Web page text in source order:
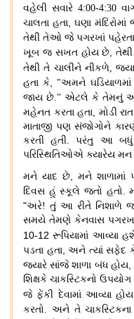
વહેલી સવારે4:00-4:30
ચાલતા હતા,ઘણા
તેથી તેઓ જે પગરખાં પહેરતા
ખૂબ જ સખત હોય છે,
તેથી તે ચાલીને નીકળે,
હતા કે, "અમને
જાય છે." એટલે કે તેમનું
મહેનત કરતા હતા, મોડી
માતાજી પણ સંજોગોને
કરતી હતી.પરંતુ આ બધું
પરિસ્થિતિઓએ ક્યારેય
મને યાદ છે, મને શાળામાં
દિવસ હું સ્કૂલે જતો હતો.
"અરે! તું આ રીતે નિશાળે
સમયે તેમણે કેનવાસ પગરખાં
10-12રૂપિયામાં આવ્યા
પડતા હતા, અને ત્યાં સફેદ
જ્યારે સાંજે શાળા બંધ હોય,
શિક્ષકે ચાકસ્ટિકનો
જે ફેંકી દેવામાં આવ્યા
કરતો. અને તે